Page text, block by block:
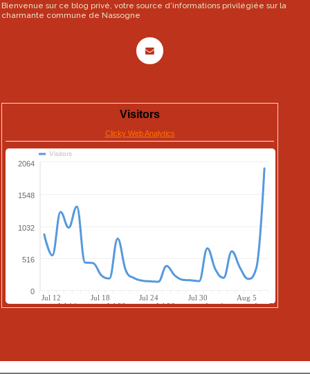
Bienvenue sur ce blog privé, votre source d'informations privilégiée sur la
charmante commune de Nassogne